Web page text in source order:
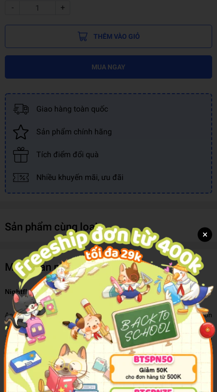
- +
THÊM VÀO GIỎ
MUA NGAY
Giao hàng toàn quốc
Sản phẩm chính hãng
Tích điểm đổi quà
Nhiều khuyến mãi, ưu đãi
Sản phẩm cùng loại
Mô tả sản phẩm
Nightflyers
An epic collection of science fiction tales around space exploration
and cosmic horror by the #1 bestselling author ofA Game of
Thrones– with the titular story,Nightflyers, coming to Netflix in
2018.On a voyage toward the boundaries of the known universe,
nine misfit academics seek out first contact with a shadowy alien
race.But another enigma is the Nightflyer itself, a cybernetic wonder
with an elusive captain no one has ever seen in the flesh.Soon,
×